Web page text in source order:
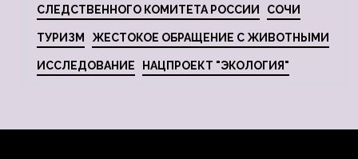
СЛЕДСТВЕННОГО КОМИТЕТА РОССИИ СОЧИ
ТУРИЗМ ЖЕСТОКОЕ ОБРАЩЕНИЕ С ЖИВОТНЫМИ
ИССЛЕДОВАНИЕ НАЦПРОЕКТ "ЭКОЛОГИЯ"